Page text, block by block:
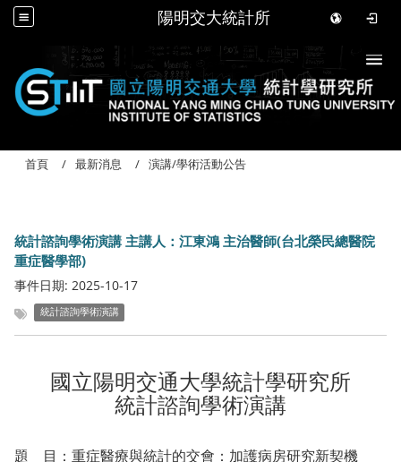
陽明交大統計所
首頁 最新消息 演講/學術活動公告
統計諮詢學術演講 主講人：江東鴻 主治醫師(台北榮民總醫院
重症醫學部)
事件日期: 2025-10-17
統計諮詢學術演講
國立陽明交通大學統計學研究所
統計諮詢學術演講
題 目：重症醫療與統計的交會：加護病房研究新契機